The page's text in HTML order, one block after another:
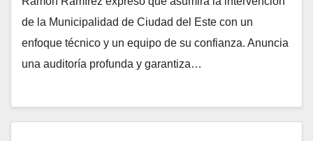
de la Municipalidad de Ciudad del Este con un
enfoque técnico y un equipo de su confianza. Anuncia
una auditoría profunda y garantiza…